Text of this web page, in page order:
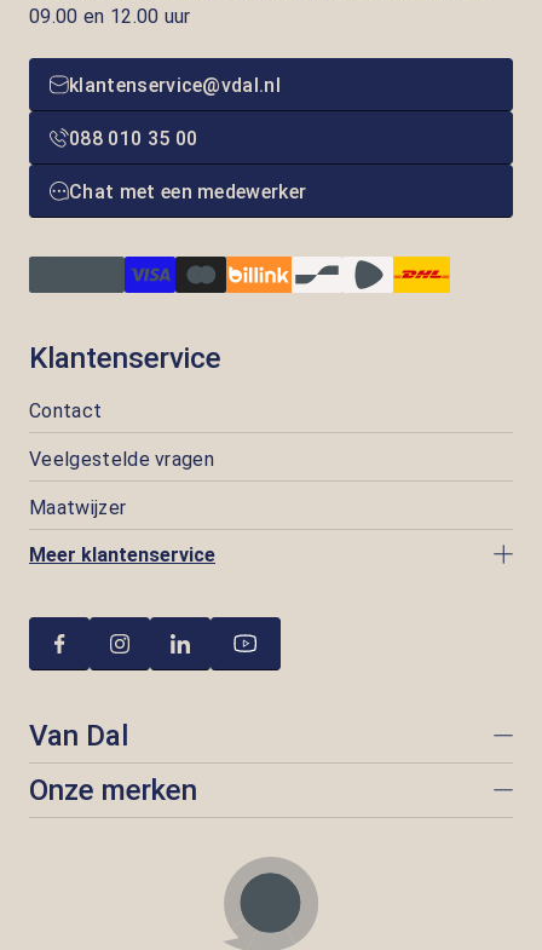
09.00 en 12.00 uur
klantenservice@vdal.nl
088 010 35 00
Chat met een medewerker
Klantenservice
Contact
Veelgestelde vragen
Maatwijzer
Meer klantenservice
Van Dal
Onze merken